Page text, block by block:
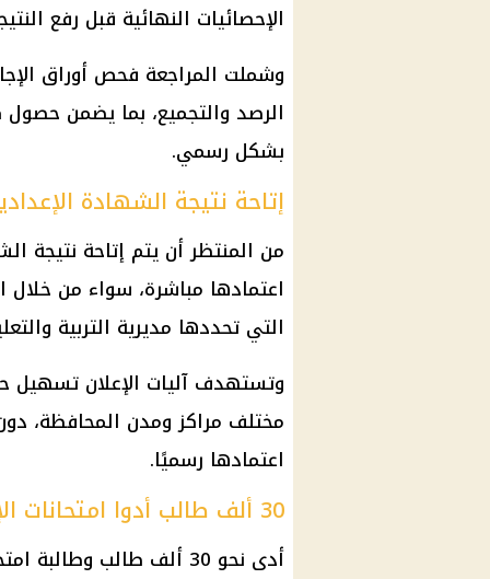
الإحصائيات النهائية قبل رفع
وشملت المراجعة فحص أوراق
الرصد والتجميع، بما يضمن
بشكل رسمي.
إتاحة نتيجة الشهادة
اعتمادها مباشرة، سواء من خلال
التي تحددها مديرية التربية
وتستهدف آليات الإعلان تسهيل
مختلف مراكز ومدن المحافظة،
اعتمادها رسميًا.
30 ألف طالب أدوا امتحانات الإعدادية بالإسماعيلية